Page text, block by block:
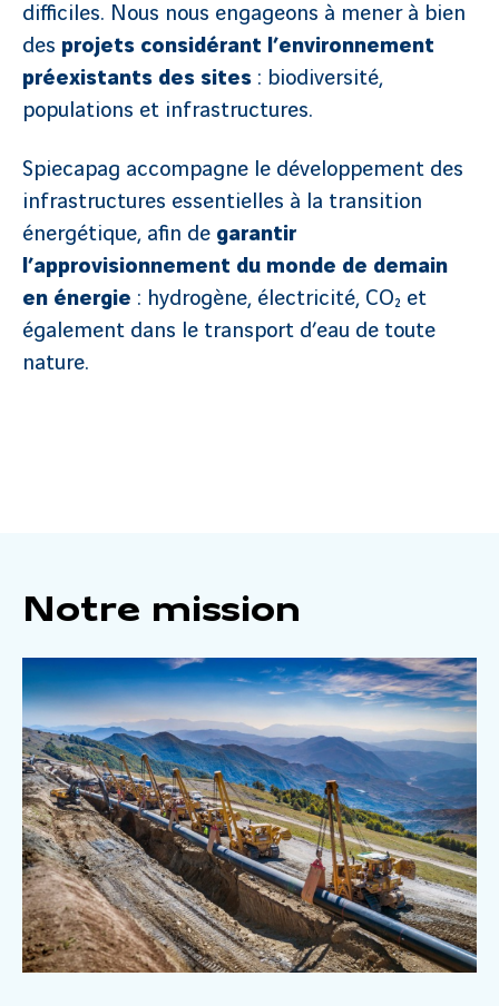
difficiles. Nous nous engageons à mener à bien
des projets considérant l’environnement
préexistants des sites : biodiversité,
populations et infrastructures.
Spiecapag accompagne le développement des
infrastructures essentielles à la transition
énergétique, afin de garantir
l’approvisionnement du monde de demain
en énergie : hydrogène, électricité, CO₂ et
également dans le transport d’eau de toute
nature.
Notre mission